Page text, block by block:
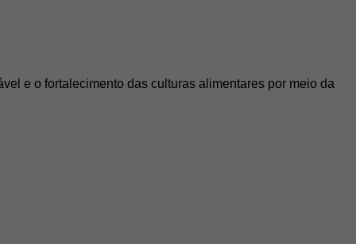
e o fortalecimento das culturas alimentares por meio da